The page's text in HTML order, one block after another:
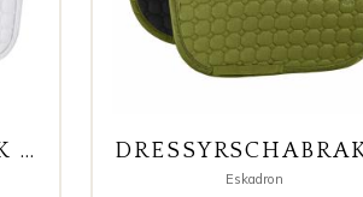
DRESSYRSCHABRAK CLASSIC COTTON SPORTS VIT
Eskadron